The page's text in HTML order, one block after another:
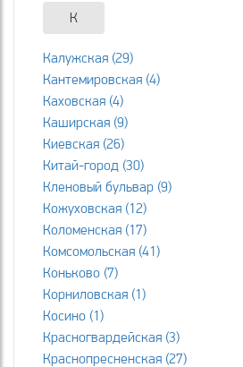
К
Калужская (29)
Кантемировская (4)
Каховская (4)
Каширская (9)
Киевская (26)
Китай-город (30)
Кленовый бульвар (9)
Кожуховская (12)
Коломенская (17)
Комсомольская (41)
Коньково (7)
Корниловская (1)
Косино (1)
Красногвардейская (3)
Краснопресненская (27)